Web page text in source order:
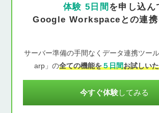
体験 5日間 を申し込ん
Google Workspaceとの連携
サーバー準備の手間なくデータ連携ツー
arp」の全ての機能を５日間お試しい
今すぐ体験してみる